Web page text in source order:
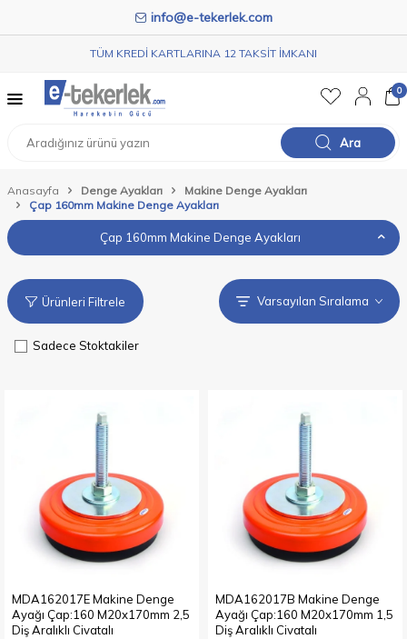
info@e-tekerlek.com
TÜM KREDİ KARTLARINA 12 TAKSİT İMKANI
Ara
0
Anasayfa Denge Ayakları
Makine Denge Ayakları
Çap 160mm Makine Denge Ayakları
Çap 160mm Makine Denge Ayakları
Ürünleri Filtrele
Sadece Stoktakiler
MDA162017E Makine Denge
Ayağı Çap:160 M20x170mm 2,5
Diş Aralıklı Civatalı
MDA162017B Makine Denge
Ayağı Çap:160 M20x170mm 1,5
Diş Aralıklı Civatalı